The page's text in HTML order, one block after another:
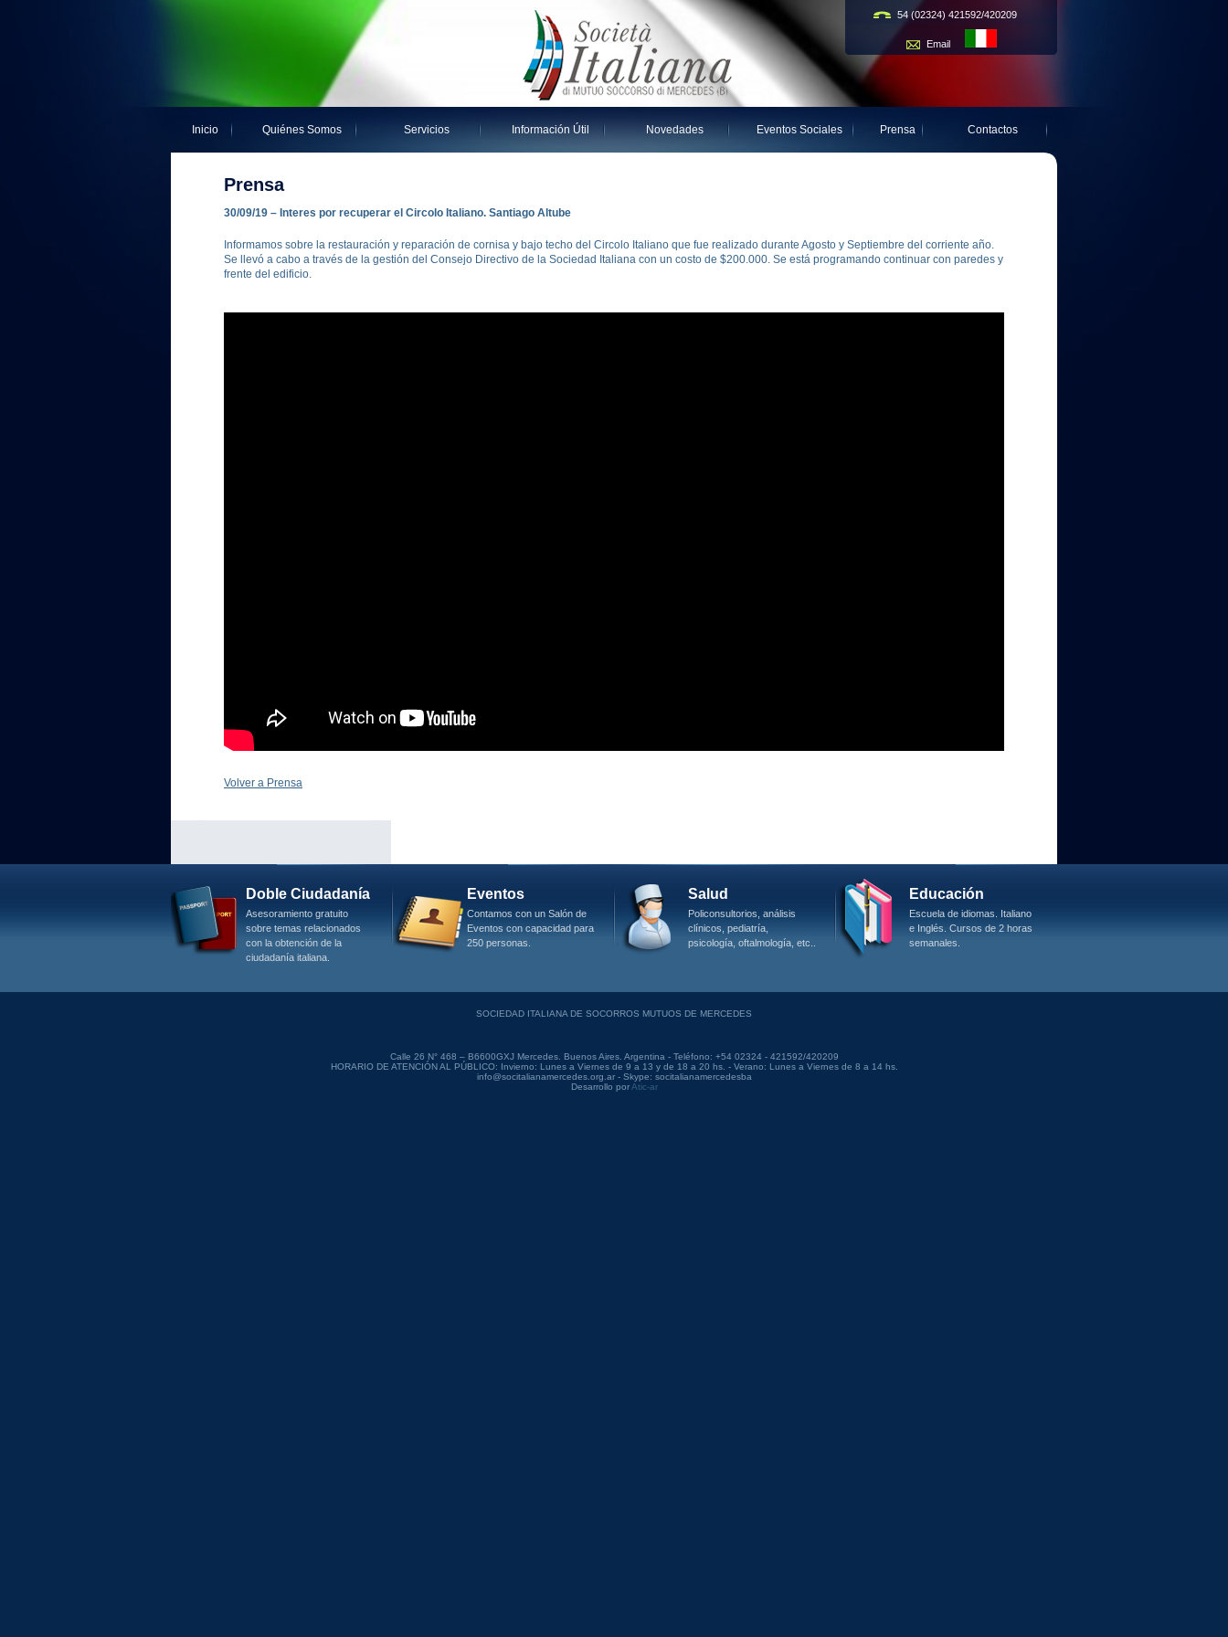
54 (02324) 421592/420209
Email
Inicio Quiénes Somos Servicios Información Útil Novedades Eventos Sociales Prensa Contactos
Prensa
30/09/19 – Interes por recuperar el Circolo Italiano. Santiago Altube
Informamos sobre la restauración y reparación de cornisa y bajo techo del Circolo Italiano que fue realizado durante Agosto y Septiembre del corriente año.
Se llevó a cabo a través de la gestión del Consejo Directivo de la Sociedad Italiana con un costo de $200.000. Se está programando continuar con paredes y
frente del edificio.
Volver a Prensa
Doble Ciudadanía
Asesoramiento gratuito
sobre temas relacionados
con la obtención de la
ciudadanía italiana.
Eventos
Contamos con un Salón de
Eventos con capacidad para
250 personas.
Salud
Policonsultorios, análisis
clínicos, pediatría,
psicología, oftalmología, etc..
Educación
Escuela de idiomas. Italiano
e Inglés. Cursos de 2 horas
semanales.
SOCIEDAD ITALIANA DE SOCORROS MUTUOS DE MERCEDES
Calle 26 N° 468 – B6600GXJ Mercedes. Buenos Aires. Argentina - Teléfono: +54 02324 - 421592/420209
HORARIO DE ATENCIÓN AL PÚBLICO: Invierno: Lunes a Viernes de 9 a 13 y de 18 a 20 hs. - Verano: Lunes a Viernes de 8 a 14 hs.
info@socitalianamercedes.org.ar - Skype: socitalianamercedesba
Desarrollo por Atic-ar